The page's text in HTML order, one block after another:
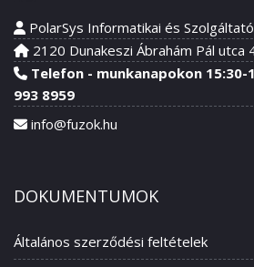
PolarSys Informatikai és
2120 Dunakeszi Ábrahám Pál utca
Telefon - munkanapokon 15:30-
993 8959
info@fuzok.hu
DOKUMENTUMOK
Általános szerződési feltételek